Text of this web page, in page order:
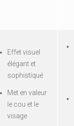
Effet visuel
élégant et
sophistiqué
Met en valeur
le cou et le
visage